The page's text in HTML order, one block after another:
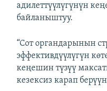
адилеттүүлүгүнүн
байланыштуу.
“Сот органдарынын
эффективдүүлүгүн
кеңешин түзүү
кезексиз карап